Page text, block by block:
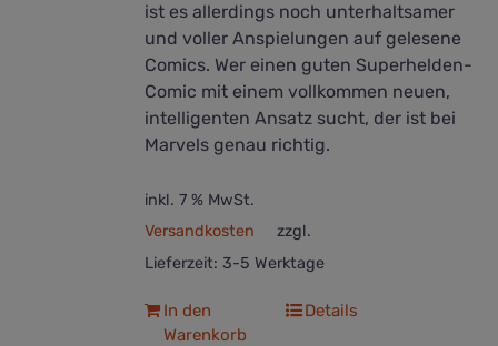
ist es allerdings noch unterhaltsamer
und voller Anspielungen auf gelesene
Comics. Wer einen guten Superhelden-
Comic mit einem vollkommen neuen,
intelligenten Ansatz sucht, der ist bei
Marvels genau richtig.
inkl. 7 % MwSt.
zzgl.
Versandkosten
Lieferzeit: 3-5 Werktage
In den
Warenkorb
Details